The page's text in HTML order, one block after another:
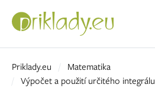
Priklady.eu
Matematika
Výpočet a použití určitého integrálu